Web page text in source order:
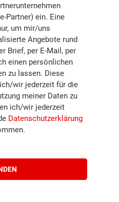
Partner) ein. Eine
um mir/uns
Angebote rund
Brief, per E-Mail, per
einen persönlichen
zu lassen. Diese
wir jederzeit für die
meiner Daten zu
ich/wir jederzeit
Datenschutzerklärung